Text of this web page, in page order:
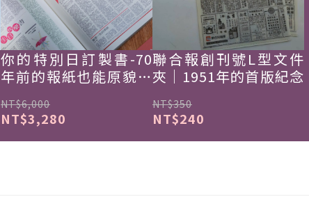
你的特別日訂製書-70
年前的報紙也能原貌重
NT$6,000
NT$3,280
聯合報創刊號L型文件
夾｜1951年的首版紀念
NT$350
NT$240